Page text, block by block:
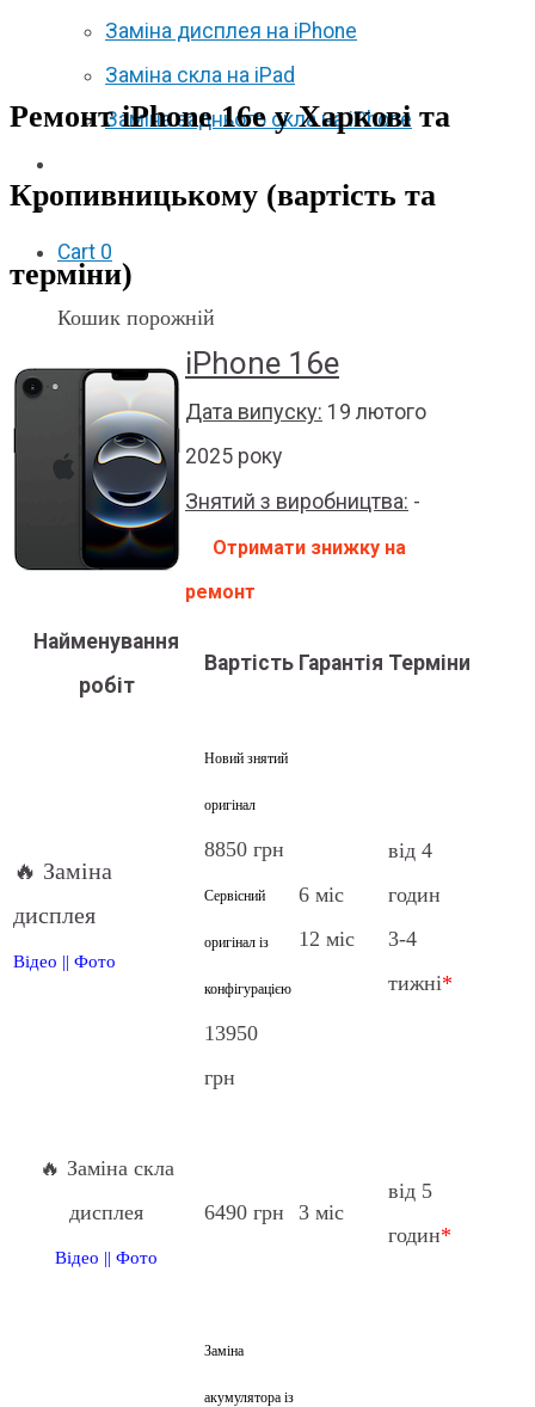
Заміна дисплея на iPhone
Заміна скла на iPad
Заміна заднього скла на iPhone
F.A.Q
Cart 0
Кошик порожній
Ремонт iPhone 16e у Харкові та
Кропивницькому (вартість та
терміни)
iPhone 16e
Дата випуску: 19 лютого
2025 року
Знятий з виробництва: -
Отримати знижку на
ремонт
Найменування
робіт
Вартість Гарантія Терміни
🔥 Заміна
дисплея
Відео || Фото
Новий знятий
оригінал
8850 грн
Сервісний
оригінал із
конфігурацією
13950
грн
6 міс
12 міс
від 4
годин
3-4
тижні*
🔥 Заміна скла
дисплея
Відео || Фото
6490 грн 3 міс
від 5
годин*
Заміна
акумулятора із